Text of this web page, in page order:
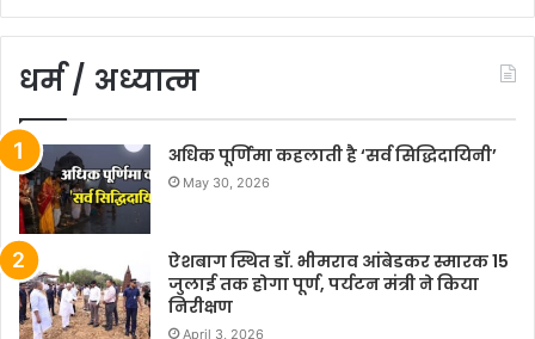
धर्म / अध्यात्म
अधिक पूर्णिमा कहलाती है ‘सर्व सिद्धिदायिनी’
May 30, 2026
ऐशबाग स्थित डॉ. भीमराव आंबेडकर स्मारक 15
जुलाई तक होगा पूर्ण, पर्यटन मंत्री ने किया
निरीक्षण
April 3, 2026